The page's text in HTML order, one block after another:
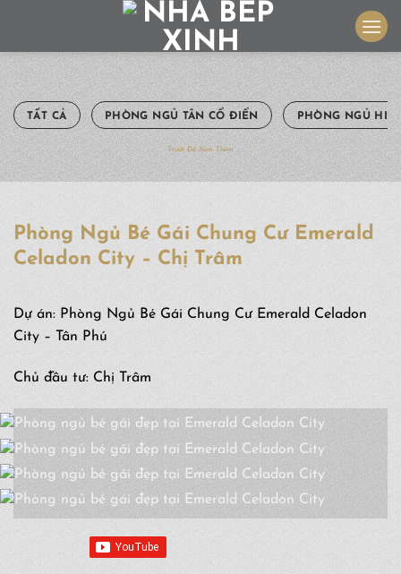
content
TẤT CẢ PHÒNG NGỦ TÂN CỔ ĐIỂN PHÒNG NGỦ
Trượt Để Xem Thêm
Phòng Ngủ Bé Gái Chung Cư Emerald
Celadon City – Chị Trâm
Dự án: Phòng Ngủ Bé Gái Chung Cư Emerald Celadon
City – Tân Phú
Chủ đầu tư: Chị Trâm